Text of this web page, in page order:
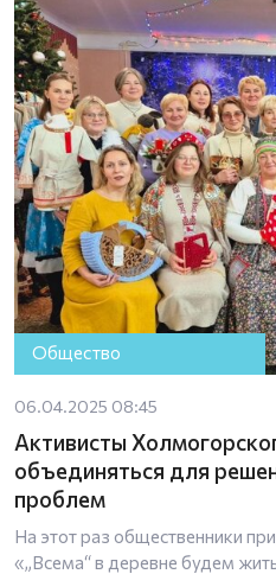
Общество
06.04.2025 08:45
Активисты
объединяться для
проблем
На этот раз общественники
«„Всема“ в деревне будем